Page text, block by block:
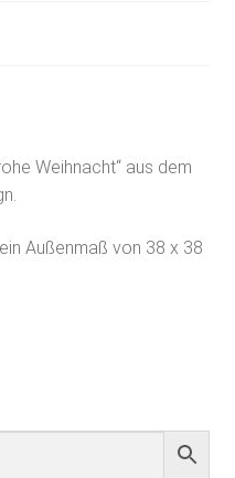
Weihnacht“ aus dem
Außenmaß von 38 x 38